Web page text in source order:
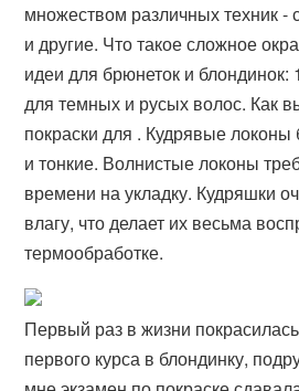
множеством различных техник -
и другие. Что такое сложное
идеи для брюнеток и
для темных и русых волос. Как
покраски для . Кудрявые
и тонкие. Волнистые локоны
времени на укладку. Кудряшки
влагу, что делает их весьма
термообработке.
Первый раз в жизни
первого курса в блондинку,